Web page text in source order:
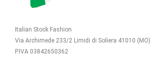
Italian Stock Fashion
Via Archimede 233/2 Limidi di Soliera 41010 (MO)
P.IVA 03842650362